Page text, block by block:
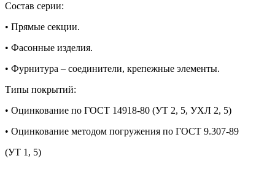
Состав серии:
• Прямые секции.
• Фасонные изделия.
• Фурнитура – соединители, крепежные элементы.
Типы покрытий:
• Оцинкование по ГОСТ 14918-80 (УТ 2, 5, УХЛ 2, 5)
• Оцинкование методом погружения по ГОСТ 9.307-89
(УТ 1, 5)